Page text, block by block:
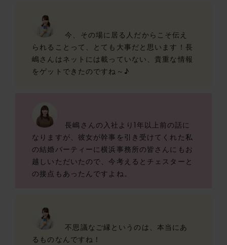
今、その場に居る人だからこそ伝え
られることって、とても大事だと思います！長
嶋さんはネットには載っていない、貴重な情報
をゲットできたのですね～♪
長嶋さんの入社より1年以上前の話に
なりますが、彼女が幹事を引き受けてくれた私
の結婚パーティーに横浜事務所の皆さんにもお
越しいただいたので、今考えるとチェスターと
の接点もあったんですよね。
不思議なご縁というのは、本当にあ
るものなんですね！